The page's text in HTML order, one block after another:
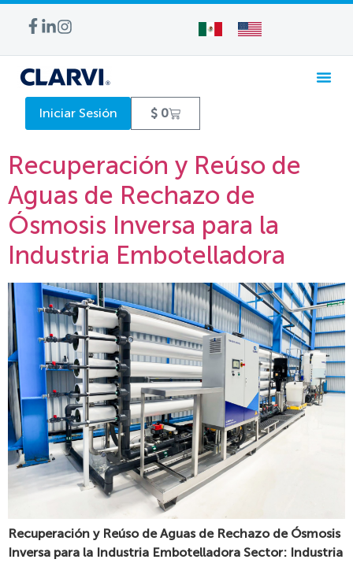
Iniciar Sesión $ 0
Recuperación y Reúso de
Aguas de Rechazo de
Ósmosis Inversa para la
Industria Embotelladora
Recuperación y Reúso de Aguas de Rechazo de Ósmosis
Inversa para la Industria Embotelladora Sector: Industria